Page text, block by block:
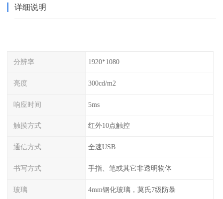
详细说明
分辨率 1920*1080
亮度 300cd/m2
响应时间 5ms
触摸方式 红外10点触控
通信方式 全速USB
书写方式 手指、笔或其它非透明物体
玻璃 4mm钢化玻璃，莫氏7级防暴